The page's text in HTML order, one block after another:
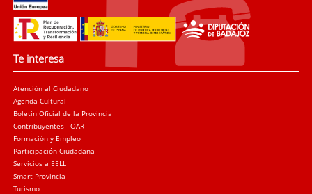
Te interesa
Atención al Ciudadano
Agenda Cultural
Boletín Oficial de la Provincia
Contribuyentes - OAR
Formación y Empleo
Participación Ciudadana
Servicios a EELL
Smart Provincia
Turismo